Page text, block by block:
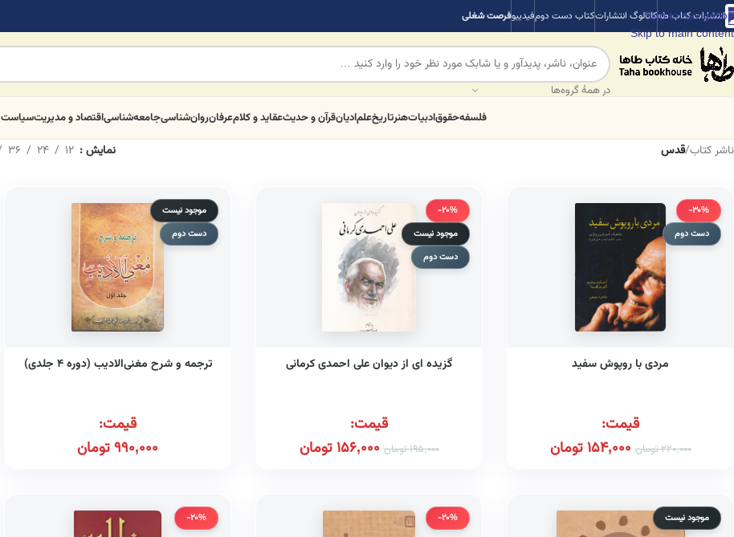
Skip to navigation
Skip to main content
انتشارات کتاب طهکاتالوگ انتشاراتکتاب دست دومفیدیبوفرصت شغلی
در همهٔ گروه‌ها
فلسفهحقوقادبیاتهنرتاریخعلمادیانقرآن و حدیثعقاید و کلامعرفانروان‌شناسیجامعه‌شناسیاقتصاد و مدیریتسیاست
ناشر کتاب/قدس نمایش 12
24
36
-30%
دست دوم
مردی با روپوش سفید
قیمت:
220,000تومان 154,000تومان
-20%
موجود نیست
دست دوم
گزیده ای از دیوان علی احمدی کرمانی
قیمت:
195,000تومان 156,000تومان
موجود نیست
دست دوم
ترجمه و شرح مغنی‌الادیب (دوره ۴ جلدی)
قیمت:
990,000تومان
موجود نیست -20%
-20%